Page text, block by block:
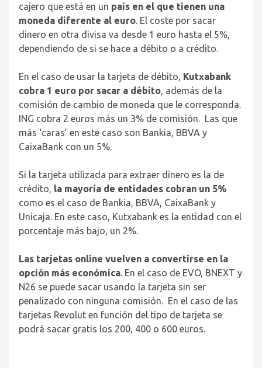
cajero que está en un país en el que tienen una
moneda diferente al euro. El coste por sacar
dinero en otra divisa va desde 1 euro hasta el 5%,
dependiendo de si se hace a débito o a crédito.
En el caso de usar la tarjeta de débito, Kutxabank
cobra 1 euro por sacar a débito, además de la
comisión de cambio de moneda que le corresponda.
ING cobra 2 euros más un 3% de comisión. Las que
más ‘caras’ en este caso son Bankia, BBVA y
CaixaBank con un 5%.
Si la tarjeta utilizada para extraer dinero es la de
crédito, la mayoría de entidades cobran un 5%
como es el caso de Bankia, BBVA, CaixaBank y
Unicaja. En este caso, Kutxabank es la entidad con el
porcentaje más bajo, un 2%.
Las tarjetas online vuelven a convertirse en la
opción más económica. En el caso de EVO, BNEXT y
N26 se puede sacar usando la tarjeta sin ser
penalizado con ninguna comisión. En el caso de las
tarjetas Revolut en función del tipo de tarjeta se
podrá sacar gratis los 200, 400 o 600 euros.